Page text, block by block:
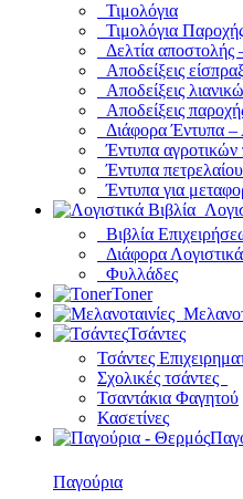
Τιμολόγια
Τιμολόγια
Δελτία αποστολής
Αποδείξεις
Αποδείξεις
Αποδείξεις
Διάφορα Έντυπα –
Έντυπα αγροτικών
Έντυπα
Έντυπα για
Βιβλία
Διάφορα
Φυλλάδες
Toner
Τσάντες
Τσάντες
Σχολικές τσάντες
Τσαντάκια Φαγητού
Κασετίνες
Παγούρια